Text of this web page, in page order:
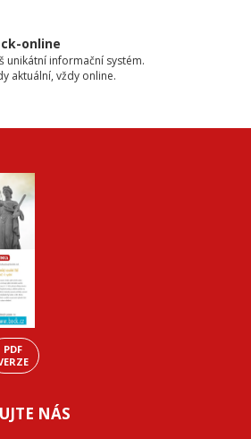
online
unikátní informační systém.
aktuální, vždy online.
PDF
NÁS